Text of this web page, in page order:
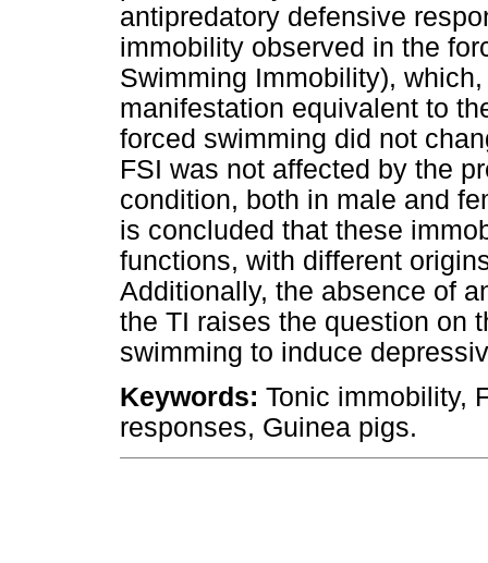
antipredatory defensive
immobility observed in the
Swimming Immobility),
manifestation equivalent to
forced swimming did not
FSI was not affected by the
condition, both in male and
is concluded that these
functions, with different
Additionally, the absence of
the TI raises the question on
swimming to induce
Keywords: Tonic immobility,
responses, Guinea pigs.